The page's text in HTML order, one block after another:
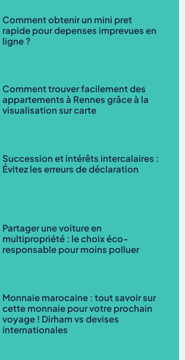
Comment obtenir un mini pret
rapide pour depenses imprevues en
ligne ?
Comment trouver facilement des
appartements à Rennes grâce à la
visualisation sur carte
Succession et intérêts intercalaires :
Évitez les erreurs de déclaration
Partager une voiture en
multipropriété : le choix éco-
responsable pour moins polluer
Monnaie marocaine : tout savoir sur
cette monnaie pour votre prochain
voyage ! Dirham vs devises
internationales